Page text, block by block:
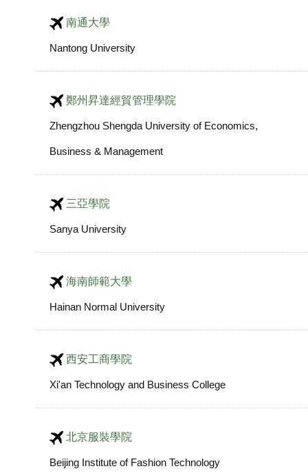
南通大學
Nantong University
鄭州昇達經貿管理學院
Zhengzhou Shengda University of Economics,
Business & Management
三亞學院
Sanya University
海南師範大學
Hainan Normal University
西安工商學院
Xi'an Technology and Business College
北京服裝學院
Beijing Institute of Fashion Technology